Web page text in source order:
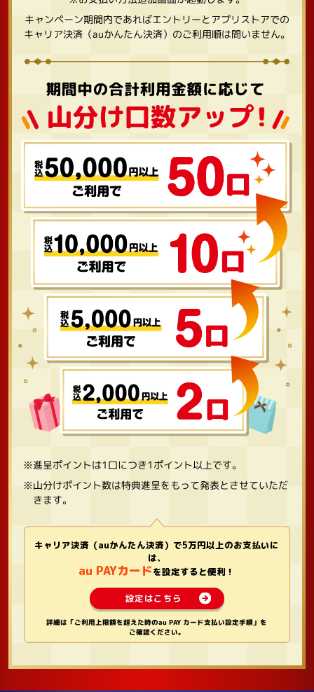
キャンペーン期間内であればエントリーとアプリストアでの
キャリア決済（auかんたん決済）のご利用順は問いません。
※進呈ポイントは1口につき1ポイント以上です。
※山分けポイント数は特典進呈をもって発表とさせていただ
きます。
キャリア決済（auかんたん決済）で5万円以上のお支払いに
は、
au PAYカードを設定すると便利！
設定はこちら
詳細は「ご利用上限額を超えた時のau PAY カード支払い設定手順」を
ご確認ください。